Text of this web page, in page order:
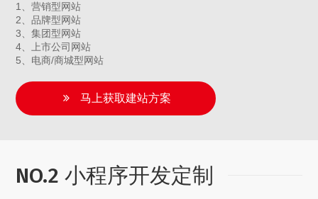
1、营销型网站
2、品牌型网站
3、集团型网站
4、上市公司网站
5、电商/商城型网站
马上获取建站方案
NO.2 小程序开发定制